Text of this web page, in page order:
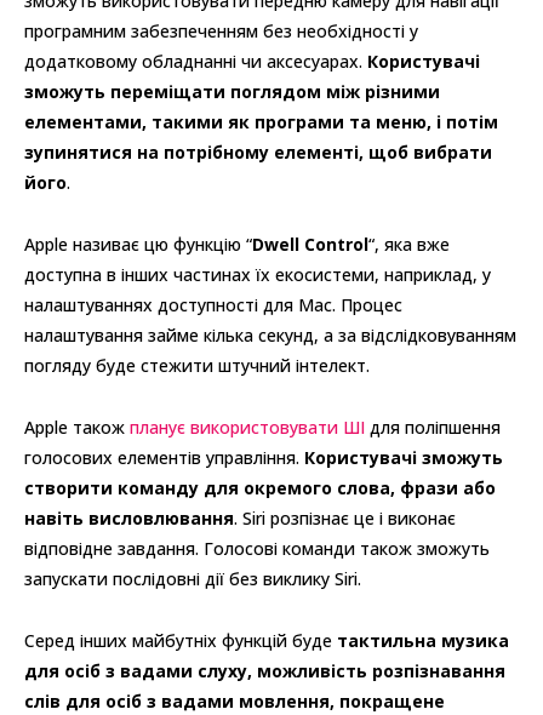
програмним забезпеченням без необхідності у
додатковому обладнанні чи аксесуарах. Користувачі
зможуть переміщати поглядом між різними
елементами, такими як програми та меню, і потім
зупинятися на потрібному елементі, щоб вибрати
його.
Apple називає цю функцію “Dwell Control“, яка вже
доступна в інших частинах їх екосистеми, наприклад, у
налаштуваннях доступності для Mac. Процес
налаштування займе кілька секунд, а за відслідковуванням
погляду буде стежити штучний інтелект.
Apple також планує використовувати ШІ для поліпшення
голосових елементів управління. Користувачі зможуть
створити команду для окремого слова, фрази або
навіть висловлювання. Siri розпізнає це і виконає
відповідне завдання. Голосові команди також зможуть
запускати послідовні дії без виклику Siri.
Серед інших майбутніх функцій буде тактильна музика
для осіб з вадами слуху, можливість розпізнавання
слів для осіб з вадами мовлення, покращене